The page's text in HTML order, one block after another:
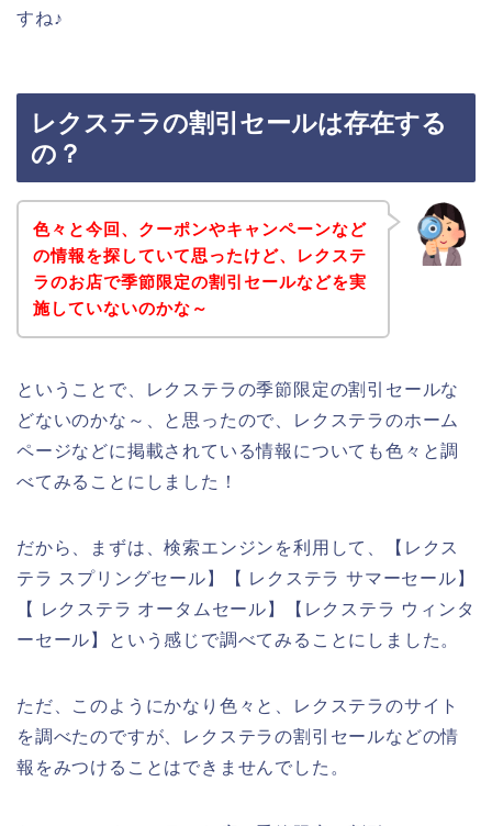
すね♪
レクステラの割引セールは存在する
の？
色々と今回、クーポンやキャンペーンなど
の情報を探していて思ったけど、レクステ
ラのお店で季節限定の割引セールなどを実
施していないのかな～
ということで、レクステラの季節限定の割引セールな
どないのかな～、と思ったので、レクステラのホーム
ページなどに掲載されている情報についても色々と調
べてみることにしました！
だから、まずは、検索エンジンを利用して、【レクス
テラ スプリングセール】【 レクステラ サマーセール】
【 レクステラ オータムセール】【レクステラ ウィンタ
ーセール】という感じで調べてみることにしました。
ただ、このようにかなり色々と、レクステラのサイト
を調べたのですが、レクステラの割引セールなどの情
報をみつけることはできませんでした。